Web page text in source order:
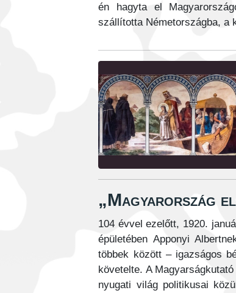
én hagyta el
szállította Németországba, a
„Magyarország
104 évvel ezelőtt, 1920.
épületében Apponyi
többek között – igazságos
követelte. A
nyugati világ politikusai